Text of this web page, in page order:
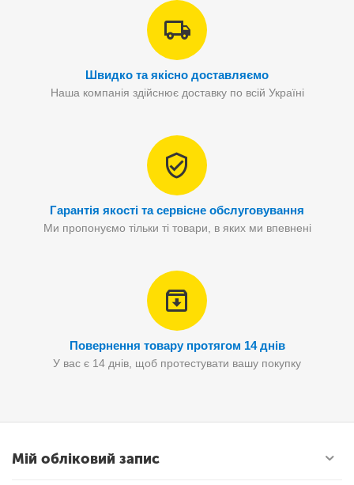
Швидко та якісно доставляємо
Наша компанія здійснює доставку по всій Україні
Гарантія якості та сервісне обслуговування
Ми пропонуємо тільки ті товари, в яких ми впевнені
Повернення товару протягом 14 днів
У вас є 14 днів, щоб протестувати вашу покупку
Мій обліковий запис